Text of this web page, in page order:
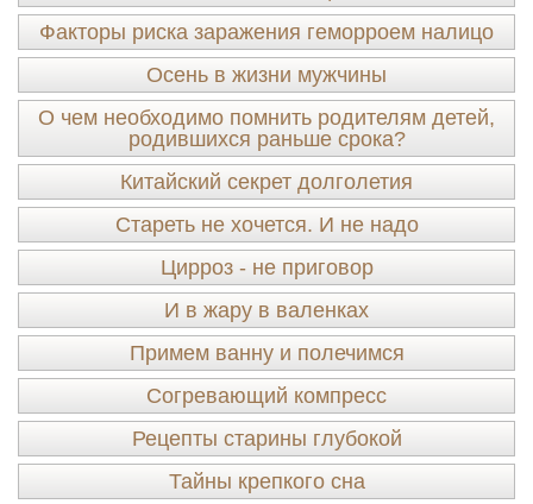
Факторы риска заражения геморроем налицо
Осень в жизни мужчины
О чем необходимо помнить родителям детей,
родившихся раньше срока?
Китайский секрет долголетия
Стареть не хочется. И не надо
Цирроз - не приговор
И в жару в валенках
Примем ванну и полечимся
Согревающий компресс
Рецепты старины глубокой
Тайны крепкого сна